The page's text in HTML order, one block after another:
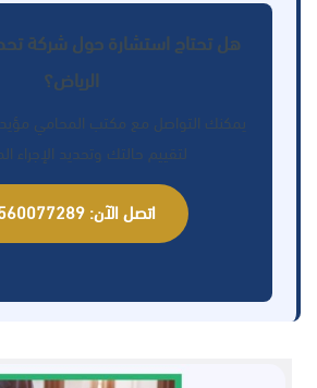
هل تحتاج استشارة حول شركة
الرياض؟
يمكنك التواصل مع مكتب المحامي
لتقييم حالتك وتحديد الإجراء
اتصل الآن: 0560077289